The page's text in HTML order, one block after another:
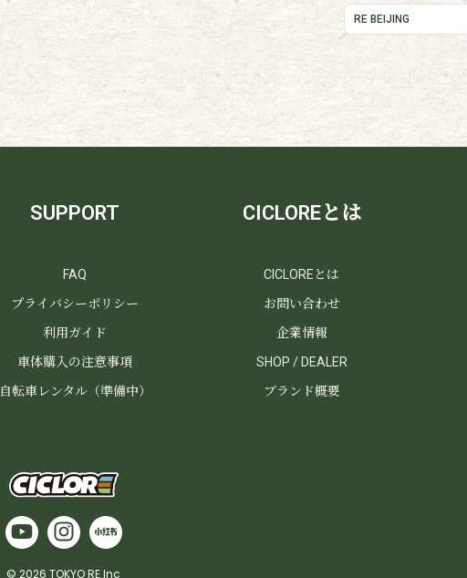
RE BEIJING
SUPPORT
FAQ
プライバシーポリシー
利用ガイド
車体購入の注意事項
自転車レンタル（準備中）
CICLOREとは
CICLOREとは
お問い合わせ
企業情報
SHOP / DEALER
ブランド概要
© 2026 TOKYO RE Inc